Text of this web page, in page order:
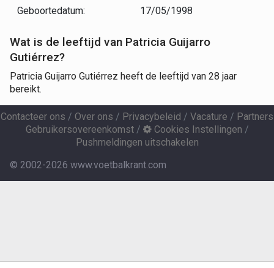
Geboortedatum: 17/05/1998
Wat is de leeftijd van Patricia Guijarro
Gutiérrez?
Patricia Guijarro Gutiérrez heeft de leeftijd van 28 jaar
bereikt.
Contacteer ons / Over ons / Privacybeleid / Vacature / Partners
Gebruikersovereenkomst/ Cookies Instellingen /
Pushmeldingen uitschakelen
© 2002-2026 www.voetbalkrant.com